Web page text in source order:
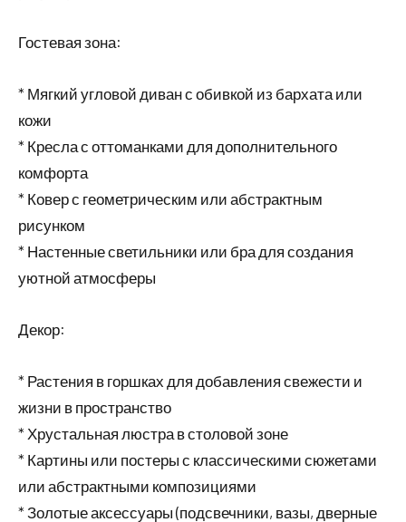
Гостевая зона:
* Мягкий угловой диван с обивкой из бархата или
кожи
* Кресла с оттоманками для дополнительного
комфорта
* Ковер с геометрическим или абстрактным
рисунком
* Настенные светильники или бра для создания
уютной атмосферы
Декор:
* Растения в горшках для добавления свежести и
жизни в пространство
* Хрустальная люстра в столовой зоне
* Картины или постеры с классическими сюжетами
или абстрактными композициями
* Золотые аксессуары (подсвечники, вазы, дверные